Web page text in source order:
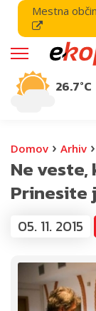
Mestna
26.7°C
Domov › Arhiv ›
Ne veste,
Prinesite
05. 11. 2015